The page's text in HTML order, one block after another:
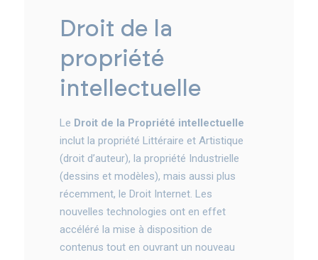
droit de la
propriété
intellectuelle
Le Droit de la Propriété intellectuelle
inclut la propriété Littéraire et Artistique
(droit d’auteur), la propriété Industrielle
(dessins et modèles), mais aussi plus
récemment, le Droit Internet. Les
nouvelles technologies ont en effet
accéléré la mise à disposition de
contenus tout en ouvrant un nouveau